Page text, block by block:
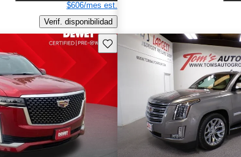
$606/mes est.
Verif. disponibilidad
Guarda este Aviso